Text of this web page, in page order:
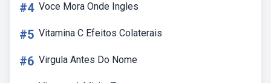
#4 Voce Mora Onde Ingles
#5 Vitamina C Efeitos Colaterais
#6 Virgula Antes Do Nome